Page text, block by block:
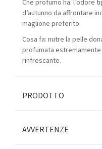
Che profumo ha: l’odore
d’autunno da affrontare
maglione preferito.
Cosa fa: nutre la pelle
profumata
rinfrescante.
PRODOTTO
AVVERTENZE